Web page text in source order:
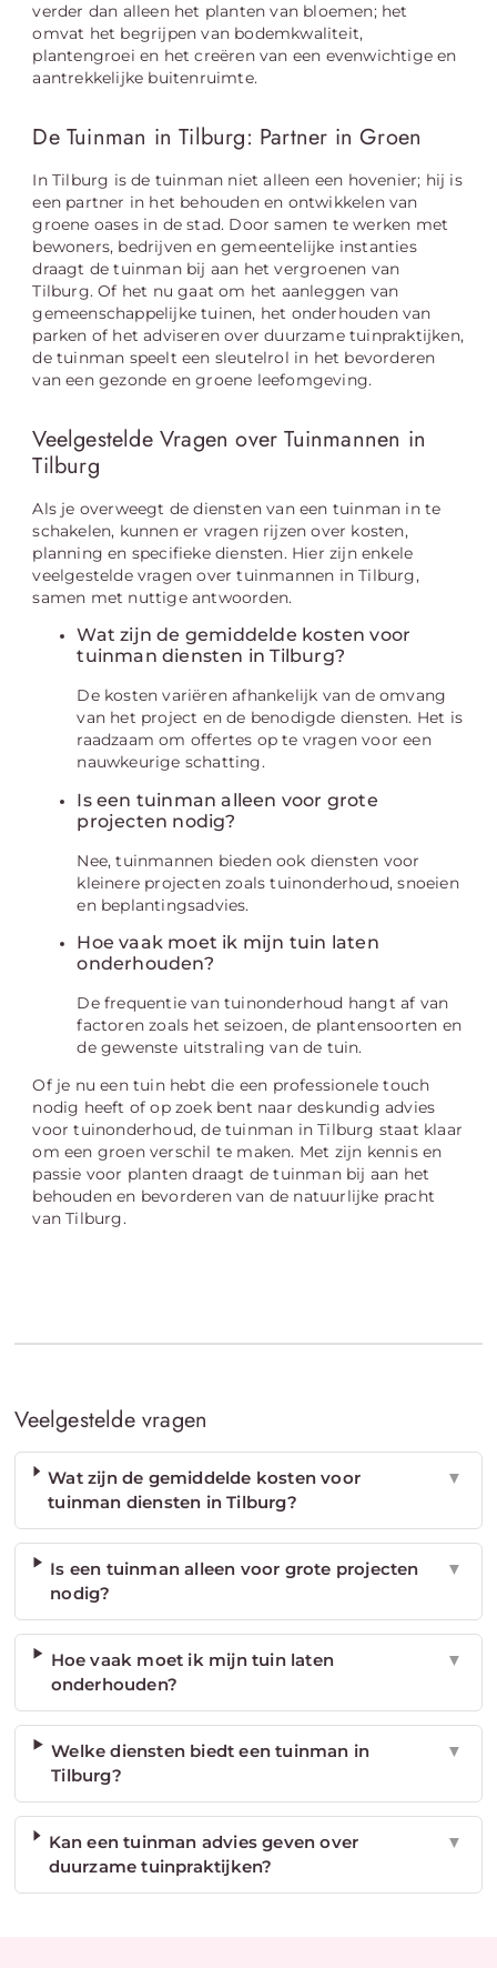
verder dan alleen het planten van bloemen; het
omvat het begrijpen van bodemkwaliteit,
plantengroei en het creëren van een evenwichtige en
aantrekkelijke buitenruimte.
De Tuinman in Tilburg: Partner in Groen
In Tilburg is de tuinman niet alleen een hovenier; hij is
een partner in het behouden en ontwikkelen van
groene oases in de stad. Door samen te werken met
bewoners, bedrijven en gemeentelijke instanties
draagt de tuinman bij aan het vergroenen van
Tilburg. Of het nu gaat om het aanleggen van
gemeenschappelijke tuinen, het onderhouden van
parken of het adviseren over duurzame tuinpraktijken,
de tuinman speelt een sleutelrol in het bevorderen
van een gezonde en groene leefomgeving.
Veelgestelde Vragen over Tuinmannen in
Tilburg
Als je overweegt de diensten van een tuinman in te
schakelen, kunnen er vragen rijzen over kosten,
planning en specifieke diensten. Hier zijn enkele
veelgestelde vragen over tuinmannen in Tilburg,
samen met nuttige antwoorden.
Wat zijn de gemiddelde kosten voor
tuinman diensten in Tilburg?
De kosten variëren afhankelijk van de omvang
van het project en de benodigde diensten. Het is
raadzaam om offertes op te vragen voor een
nauwkeurige schatting.
Is een tuinman alleen voor grote
projecten nodig?
Nee, tuinmannen bieden ook diensten voor
kleinere projecten zoals tuinonderhoud, snoeien
en beplantingsadvies.
Hoe vaak moet ik mijn tuin laten
onderhouden?
De frequentie van tuinonderhoud hangt af van
factoren zoals het seizoen, de plantensoorten en
de gewenste uitstraling van de tuin.
Of je nu een tuin hebt die een professionele touch
nodig heeft of op zoek bent naar deskundig advies
voor tuinonderhoud, de tuinman in Tilburg staat klaar
om een groen verschil te maken. Met zijn kennis en
passie voor planten draagt de tuinman bij aan het
behouden en bevorderen van de natuurlijke pracht
van Tilburg.
Veelgestelde vragen
Wat zijn de gemiddelde kosten voor
tuinman diensten in Tilburg?
▼
Is een tuinman alleen voor grote projecten
nodig?
▼
Hoe vaak moet ik mijn tuin laten
onderhouden?
▼
Welke diensten biedt een tuinman in
Tilburg?
▼
Kan een tuinman advies geven over
duurzame tuinpraktijken?
▼